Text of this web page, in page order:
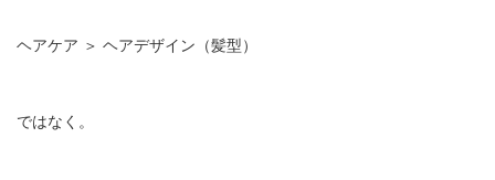
ヘアケア ＞ ヘアデザイン（髪型）
ではなく。